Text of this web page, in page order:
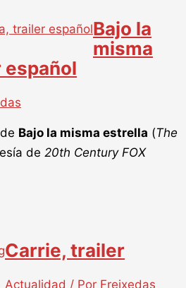
Bajo la
misma
de Bajo la misma estrella (The
de 20th Century FOX
Carrie, trailer
Actualidad / Por Freixedas